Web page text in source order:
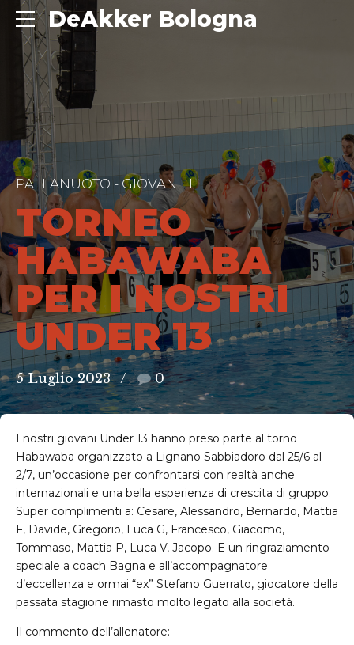
DeAkker Bologna
PALLANUOTO - GIOVANILI
TORNEO
HABAWABA
PER I NOSTRI
UNDER 13
5 Luglio 2023 0
I nostri giovani Under 13 hanno preso parte al torno
Habawaba organizzato a Lignano Sabbiadoro dal 25/6 al
2/7, un’occasione per confrontarsi con realtà anche
internazionali e una bella esperienza di crescita di gruppo.
Super complimenti a: Cesare, Alessandro, Bernardo, Mattia
F, Davide, Gregorio, Luca G, Francesco, Giacomo,
Tommaso, Mattia P, Luca V, Jacopo. E un ringraziamento
speciale a coach Bagna e all’accompagnatore
d’eccellenza e ormai “ex” Stefano Guerrato, giocatore della
passata stagione rimasto molto legato alla società.
Il commento dell’allenatore: